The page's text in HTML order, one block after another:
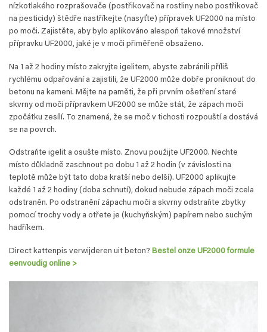
nízkotlakého rozprašovače (postřikovač na rostliny nebo postřikovač
na pesticidy) štědře nastříkejte (nasyťte) přípravek UF2000 na místo
po moči. Zajistěte, aby bylo aplikováno alespoň takové množství
přípravku UF2000, jaké je v moči přiměřeně obsaženo.
Na 1 až 2 hodiny místo zakryjte igelitem, abyste zabránili příliš
rychlému odpařování a zajistili, že UF2000 může dobře proniknout do
betonu na kameni. Mějte na paměti, že při prvním ošetření staré
skvrny od moči přípravkem UF2000 se může stát, že zápach moči
zpočátku zesílí. To znamená, že se moč v tichosti rozpouští a dostává
se na povrch.
Odstraňte igelit a osušte místo. Znovu použijte UF2000. Nechte
místo důkladně zaschnout po dobu 1 až 2 hodin (v závislosti na
teplotě může být tato doba kratší nebo delší). UF2000 aplikujte
každé 1 až 2 hodiny (doba schnutí), dokud nebude zápach moči zcela
odstraněn. Po odstranění zápachu moči a skvrny odstraňte zbytky
pomocí trochy vody a otřete je (kuchyňským) papírem nebo suchým
hadříkem.
Direct kattenpis verwijderen uit beton? Bestel onze UF2000 formule
eenvoudig online >